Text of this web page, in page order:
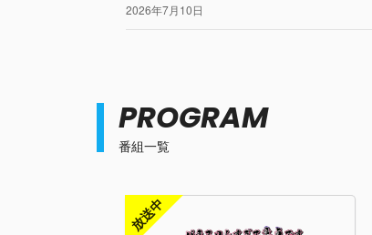
2026年7月10日
番組一覧
PROGRAM